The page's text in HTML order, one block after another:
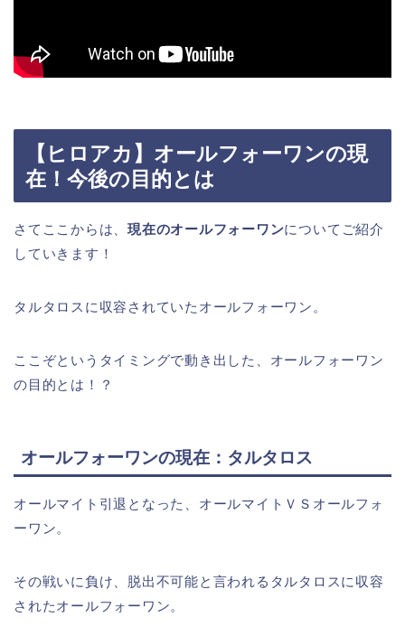
【ヒロアカ】オールフォーワンの現
在！今後の目的とは
さてここからは、現在のオールフォーワンについてご紹介
していきます！
タルタロスに収容されていたオールフォーワン。
ここぞというタイミングで動き出した、オールフォーワン
の目的とは！？
オールフォーワンの現在：タルタロス
オールマイト引退となった、オールマイトＶＳオールフォ
ーワン。
その戦いに負け、脱出不可能と言われるタルタロスに収容
されたオールフォーワン。